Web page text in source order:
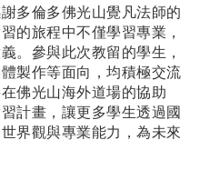
多倫多佛光山覺凡法師的
的旅程中不僅學習專業，
。參與此次教留的學生，
製作等面向，均積極交流
佛光山海外道場的協助
計畫， 讓更多學生透過國
界觀與專業能力，為未來